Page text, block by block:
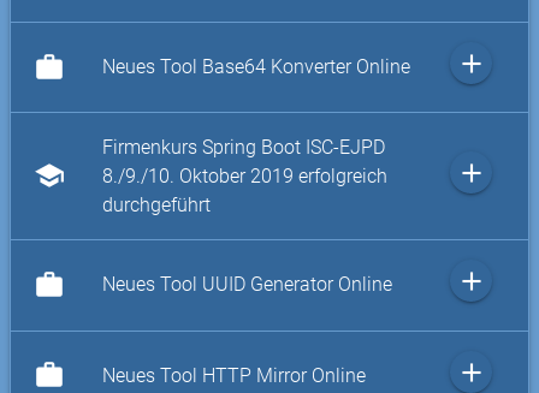
work Neues Tool Base64 Konverter Online add
school
Firmenkurs Spring Boot ISC-EJPD
8./9./10. Oktober 2019 erfolgreich
durchgeführt
add
work Neues Tool UUID Generator Online add
work Neues Tool HTTP Mirror Online add